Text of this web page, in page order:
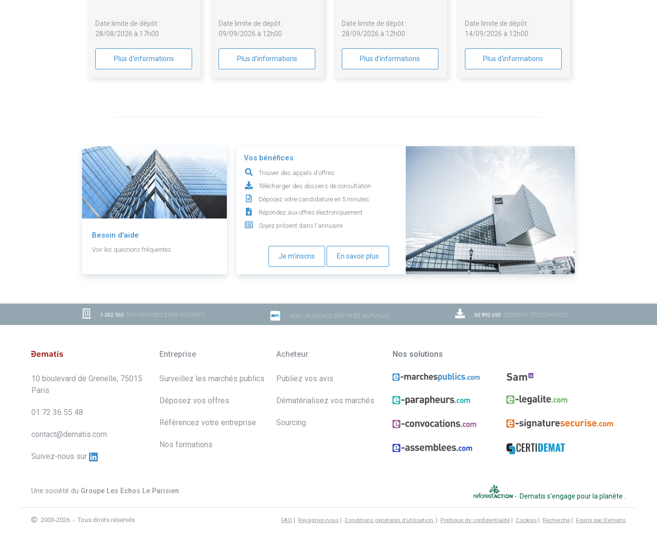
Antispam)
Date limite de dépôt :
28/08/2026 à 17h00
Plus d'informations
Date limite de dépôt :
09/09/2026 à 12h00
Plus d'informations
requalification de
Date limite de dépôt :
28/09/2026 à 12h00
Plus d'informations
Date limite de dépôt :
14/09/2026 à 12h00
Plus d'informations
Besoin d'aide
Voir les questions fréquentes.
Vos bénéfices
Trouver des appels d'offres
Télécharger des dossiers de consultation
Déposez votre candidature en 5 minutes
Répondez aux offres électroniquement
Soyez présent dans l'annuaire
Je m'inscris En savoir plus
1 002 565 ENTREPRISES ENREGISTRÉES VOIR L'AUDIENCE CERTIFIÉE ACPM-OJD 60 892 650 DOSSIERS TÉLÉCHARGÉS
10 boulevard de Grenelle, 75015
Paris
01 72 36 55 48
contact@dematis.com
Suivez-nous sur
Entreprise
Surveillez les marchés publics
Déposez vos offres
Référencez votre entreprise
Nos formations
Acheteur
Publiez vos avis
Dématérialisez vos marchés
Sourcing
Nos solutions
Une société du Groupe Les Echos Le Parisien
- Dematis s'engage pour la planète
2003-2026 - Tous droits réservés FAQ | Rejoignez-nous | Conditions générales d'utilisation | Politique de confidentialité | Cookies | Recherche | Fourni par Dematis